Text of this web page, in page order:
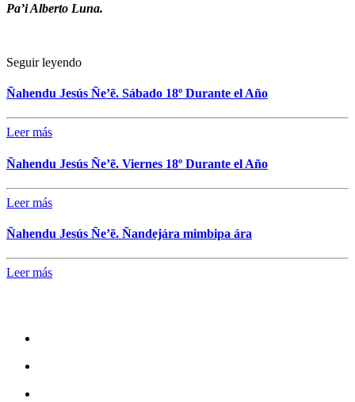
Pa’i Alberto Luna.
Seguir leyendo
Ñahendu Jesús Ñe’ẽ. Sábado 18º Durante el Año
Leer más
Ñahendu Jesús Ñe’ẽ. Viernes 18º Durante el Año
Leer más
Ñahendu Jesús Ñe’ẽ. Ñandejára mimbipa ára
Leer más